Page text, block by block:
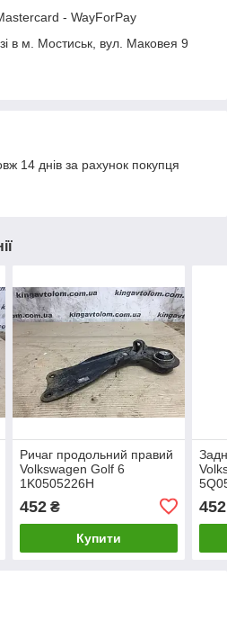
- WayForPay
в м. Мостиськ, вул. Маковея 9
14 днів за рахунок покупця
Ричаг продольний правий
Volkswagen Golf 6
1K0505226H
452₴
Купити
452